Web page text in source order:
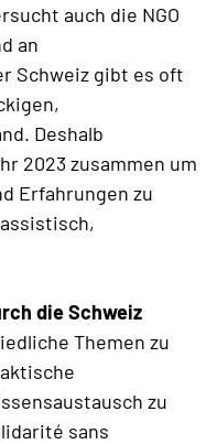
auch die NGO
an
Schweiz gibt es oft
Deshalb
2023 zusammen um
Erfahrungen zu
die Schweiz
Themen zu
zu
sans